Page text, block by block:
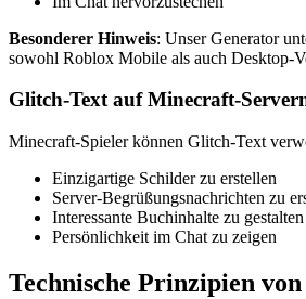
Besonderer Hinweis: Unser Generator
sowohl Roblox Mobile als auch Desktop-
Glitch-Text auf Minecraft-
Minecraft-Spieler können Glitch-Text
Einzigartige Schilder zu erstellen
Server-Begrüßungsnachrichten zu
Interessante Buchinhalte zu gestalten
Persönlichkeit im Chat zu zeigen
Technische Prinzipien